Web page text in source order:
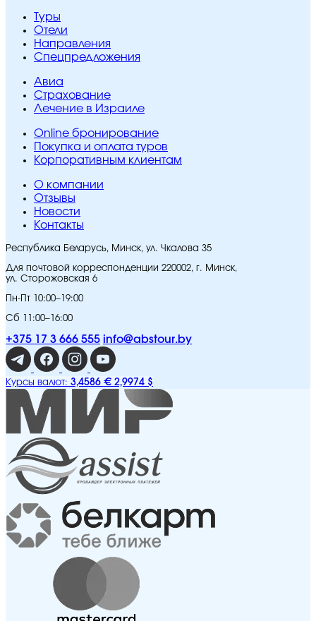
Туры
Отели
Направления
Спецпредложения
Авиа
Страхование
Лечение в Израиле
Online бронирование
Покупка и оплата туров
Корпоративным клиентам
O компании
Отзывы
Новости
Контакты
Республика Беларусь, Минск, ул. Чкалова 35
Для почтовой корреспонденции 220002, г. Минск,
ул. Сторожовская 6
Пн-Пт 10:00–19:00
Сб 11:00–16:00
+375 17 3 666 555 info@abstour.by
Курсы валют: 3,4586 € 2,9974 $